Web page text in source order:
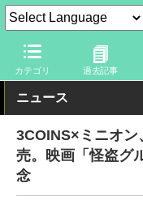
カテゴリ 過去記事
トラベル Watch 旅のア
ニュース
3COINS×ミニオ
売。映画「怪盗グ
念